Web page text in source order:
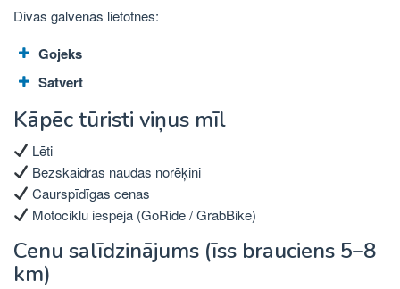
Divas galvenās lietotnes:
Gojeks
Satvert
Kāpēc tūristi viņus mīl
Lēti
Bezskaidras naudas norēķini
Caurspīdīgas cenas
Motociklu iespēja (GoRide / GrabBike)
Cenu salīdzinājums (īss brauciens 5–8
km)